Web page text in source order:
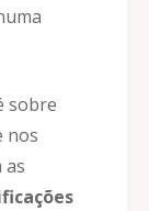
sobre
nos
as